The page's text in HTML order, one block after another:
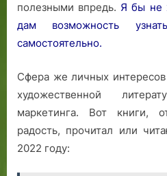
полезными впредь. Я бы не
дам возможность
самостоятельно.
Сфера же личных
художественной
маркетинга. Вот книги,
радость, прочитал или
2022 году: